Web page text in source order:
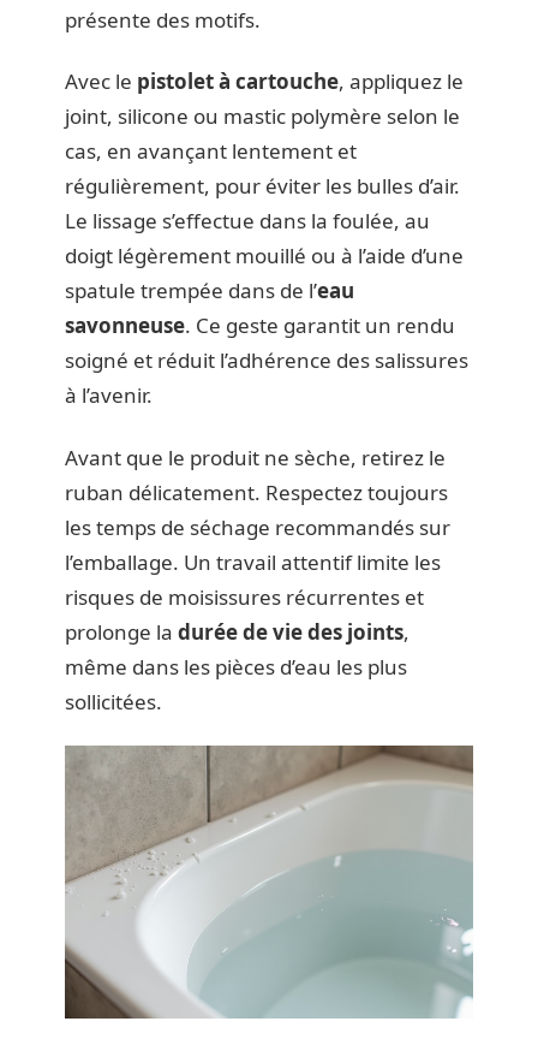
présente des motifs.
Avec le pistolet à cartouche, appliquez le
joint, silicone ou mastic polymère selon le
cas, en avançant lentement et
régulièrement, pour éviter les bulles d’air.
Le lissage s’effectue dans la foulée, au
doigt légèrement mouillé ou à l’aide d’une
spatule trempée dans de l’eau
savonneuse. Ce geste garantit un rendu
soigné et réduit l’adhérence des salissures
à l’avenir.
Avant que le produit ne sèche, retirez le
ruban délicatement. Respectez toujours
les temps de séchage recommandés sur
l’emballage. Un travail attentif limite les
risques de moisissures récurrentes et
prolonge la durée de vie des joints,
même dans les pièces d’eau les plus
sollicitées.